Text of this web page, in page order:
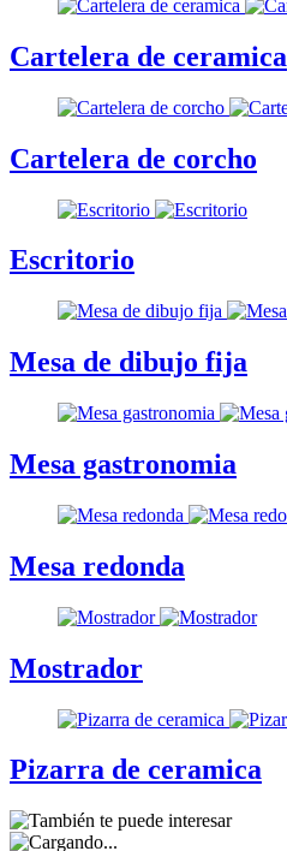
Cartelera de ceramica
Cartelera de corcho
Escritorio
Mesa de dibujo fija
Mesa gastronomia
Mesa redonda
Mostrador
Pizarra de ceramica